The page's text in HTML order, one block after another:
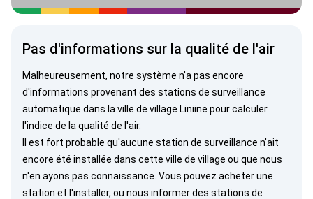
Pas d'informations sur la qualité de l'air
Malheureusement, notre système n'a pas encore
d'informations provenant des stations de surveillance
automatique dans la ville de village Liniine pour calculer
l'indice de la qualité de l'air.
Il est fort probable qu'aucune station de surveillance n'ait
encore été installée dans cette ville de village ou que nous
n'en ayons pas connaissance. Vous pouvez acheter une
station et l'installer, ou nous informerdes stations de